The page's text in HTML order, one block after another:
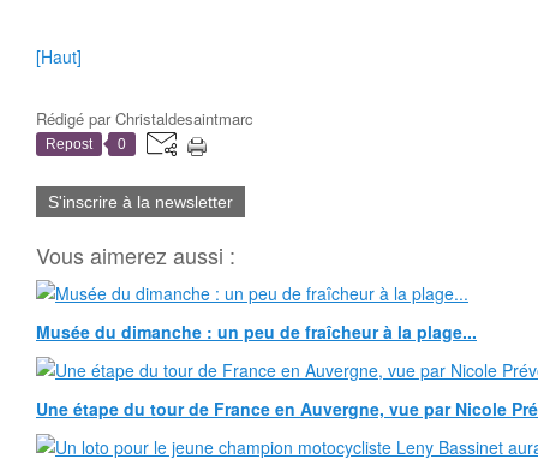
[Haut]
Rédigé parChristaldesaintmarc
Repost 0
S'inscrire à la newsletter
Vous aimerez aussi :
Musée du dimanche : un peu de fraîcheur à la plage...
Une étape du tour de France en Auvergne, vue par Nicole